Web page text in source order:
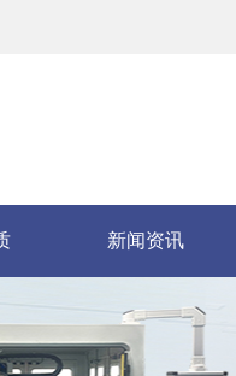
新闻资讯